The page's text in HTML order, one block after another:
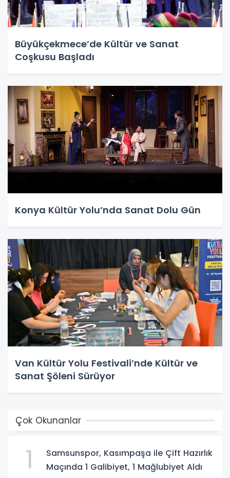
Büyükçekmece’de Kültür ve Sanat
Coşkusu Başladı
Konya Kültür Yolu’nda Sanat Dolu Gün
Van Kültür Yolu Festivali’nde Kültür ve
Sanat Şöleni Sürüyor
Çok Okunanlar
1
Samsunspor, Kasımpaşa ile Çift Hazırlık
Maçında 1 Galibiyet, 1 Mağlubiyet Aldı